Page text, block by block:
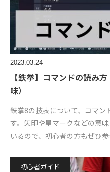
2023.03.24
【鉄拳】コマンドの読み
味）
鉄拳8の技表について、コマン
す。矢印や星マークなどの意
いるので、初心者の方もぜひ
初心者ガイド